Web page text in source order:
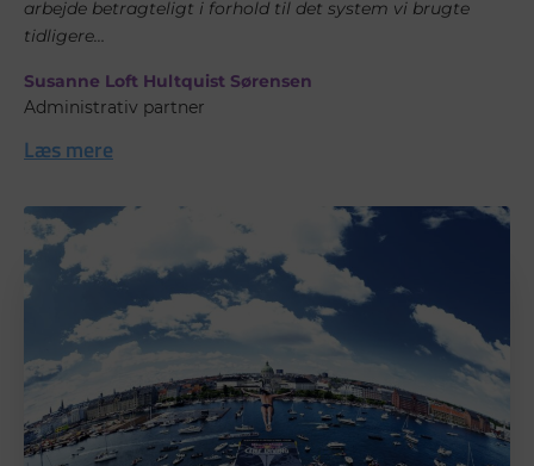
arbejde betragteligt i forhold til det system vi brugte
tidligere…
Susanne Loft Hultquist Sørensen
Administrativ partner
Læs mere